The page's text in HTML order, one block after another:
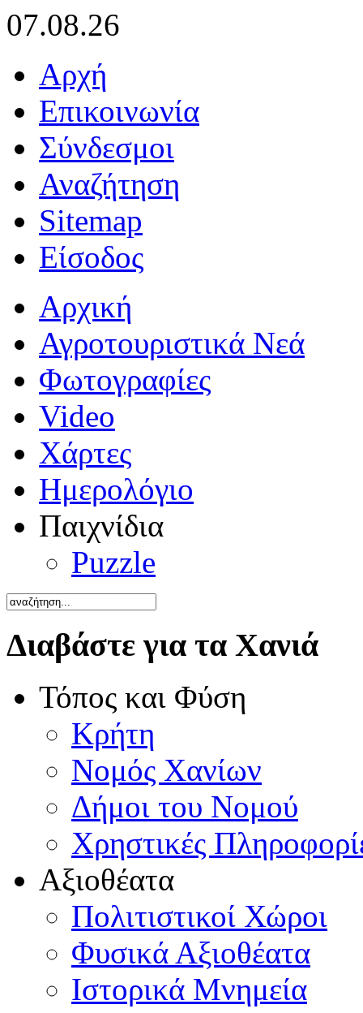
07.08.26
Αρχή
Επικοινωνία
Σύνδεσμοι
Αναζήτηση
Sitemap
Είσοδος
Αρχική
Αγροτουριστικά Νεά
Φωτογραφίες
Video
Χάρτες
Ημερολόγιο
Παιχνίδια
Puzzle
Διαβάστε για τα Χανιά
Τόπος και Φύση
Κρήτη
Νομός Χανίων
Δήμοι του Νομού
Χρηστικές
Αξιοθέατα
Πολιτιστικοί Χώροι
Φυσικά Αξιοθέατα
Ιστορικά Μνημεία